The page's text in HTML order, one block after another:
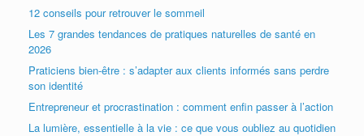
12 conseils pour retrouver le sommeil
Les 7 grandes tendances de pratiques naturelles de santé en
2026
Praticiens bien-être : s’adapter aux clients informés sans perdre
son identité
Entrepreneur et procrastination : comment enfin passer à l’action
La lumière, essentielle à la vie : ce que vous oubliez au quotidien